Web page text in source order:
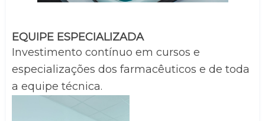
EQUIPE ESPECIALIZADA
Investimento contínuo em cursos e
especializações dos farmacêuticos e de toda
a equipe técnica.